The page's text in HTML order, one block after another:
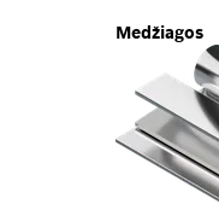
Medžiagos